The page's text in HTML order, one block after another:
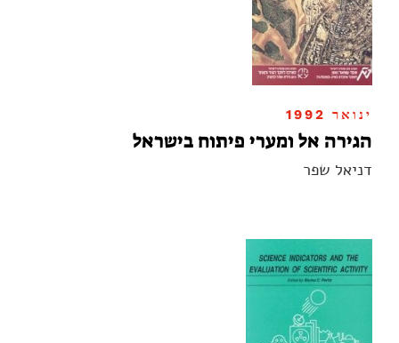
ינואר 1992
הגירה אל ומערי פיתוח בישראל
דניאל שפר